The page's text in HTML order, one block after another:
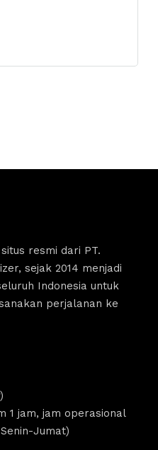
resmi dari PT.
sejak 2014 menjadi
Indonesia untuk
perjalanan ke
1 jam, jam operasional
Jumat)